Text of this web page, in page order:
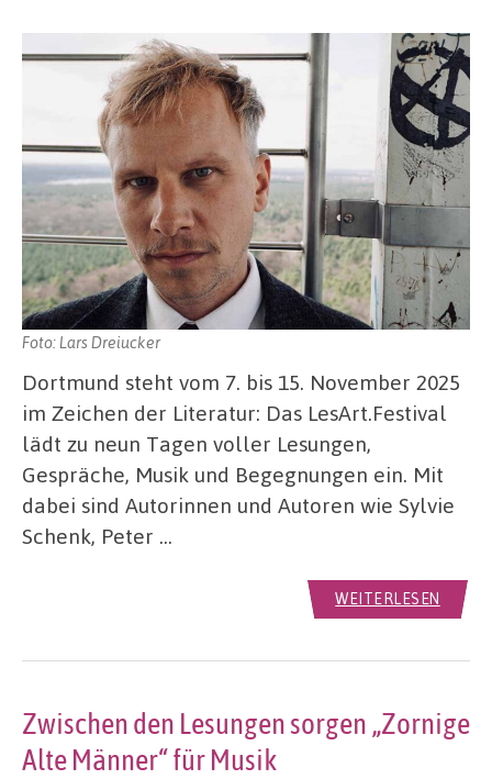
Foto: Lars Dreiucker
Dortmund steht vom 7. bis 15. November 2025
im Zeichen der Literatur: Das LesArt.Festival
lädt zu neun Tagen voller Lesungen,
Gespräche, Musik und Begegnungen ein. Mit
dabei sind Autorinnen und Autoren wie Sylvie
Schenk, Peter …
WEITERLESEN
Zwischen den Lesungen sorgen „Zornige
Alte Männer“ für Musik